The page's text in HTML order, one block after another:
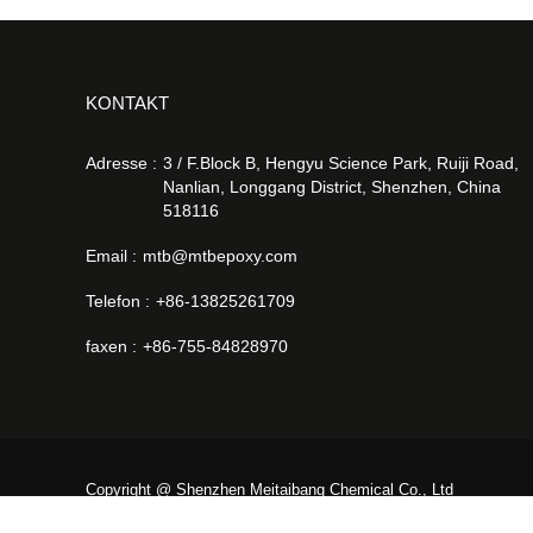
KONTAKT
Adresse : 3 / F.Block B, Hengyu Science Park, Ruiji Road,
Nanlian, Longgang District, Shenzhen, China
518116
Email : mtb@mtbepoxy.com
Telefon : +86-13825261709
faxen : +86-755-84828970
Copyright @ Shenzhen Meitaibang Chemical Co., Ltd